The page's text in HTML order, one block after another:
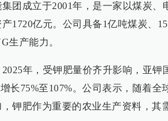
团成立于2001年，是一家以煤炭、
1720亿元。公司具备1亿吨煤炭、
生产能力。
年，受钾肥量价齐升影响，亚钾
长75%至107%。公司表示，随着
钾肥作为重要的农业生产资料，其